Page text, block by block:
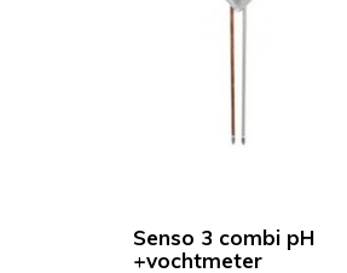
Senso 3 combi pH
+vochtmeter